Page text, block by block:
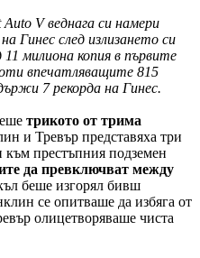
V веднага си намери
Гинес след излизането си
милиона копия в първите
впечатляващите 815
7 рекорда на Гинес.
трикото от трима
и Тревър представяха три
към престъпния подземен
да превключват между
беше изгорял бивш
се опитваше да избяга от
олицетворяваше чиста